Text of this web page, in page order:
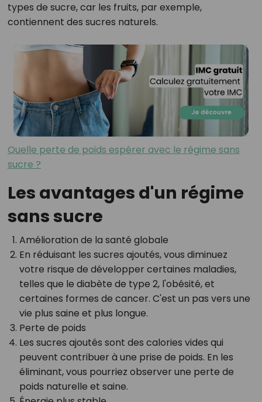
types de sucre, car les fruits, par exemple,
contiennent des sucres naturels.
Quelle perte de poids espérer avec le régime sans
sucre ?
Les avantages d'un régime
sans sucre
Amélioration de la santé globale
En réduisant les sucres ajoutés, vous diminuez
votre risque de développer certaines maladies,
telles que le diabète de type 2, l'obésité, et
certaines formes de cancer. C'est un pas vers une
vie plus saine et plus longue.
Perte de poids
Les sucres ajoutés sont des calories vides qui
peuvent contribuer à une prise de poids. En les
éliminant, vous pourriez observer une perte de
poids naturelle et saine.